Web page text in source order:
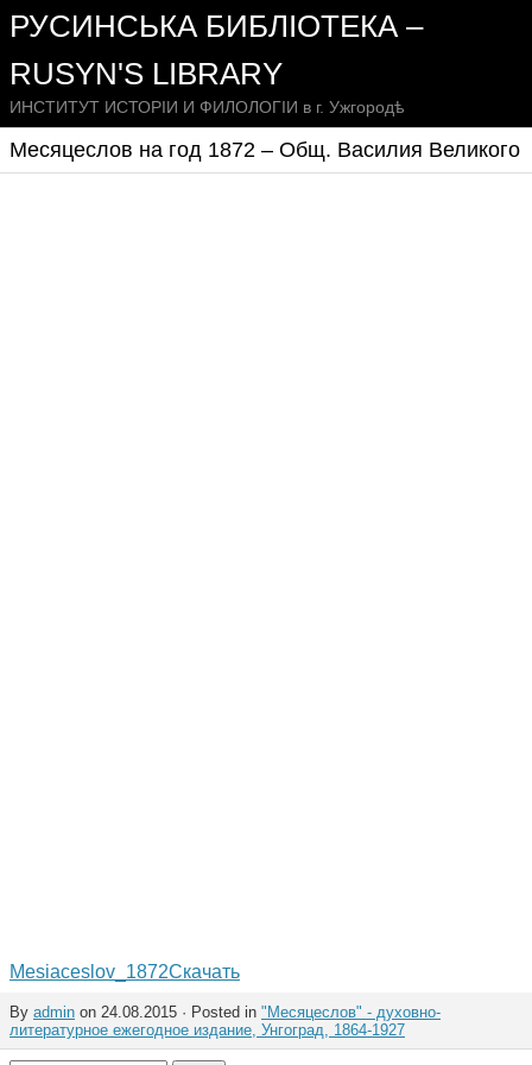
РУСИНСЬКА БИБЛІОТЕКА –
RUSYN'S LIBRARY
ИНСТИТУТ ИСТОРІИ И ФИЛОЛОГІИ в г. Ужгородѣ
Месяцеслов на год 1872 – Общ. Василия Великого
Mesiaceslov_1872Скачать
By admin on 24.08.2015 · Posted in "Месяцеслов" - духовно-
литературное ежегодное издание, Унгоград, 1864-1927